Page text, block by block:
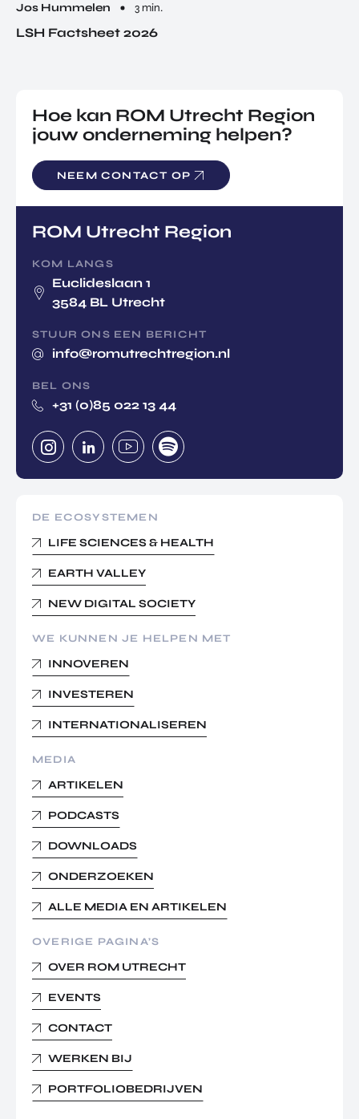
Jos Hummelen 3 min.
LSH Factsheet 2026
Hoe kan ROM Utrecht Region
jouw onderneming helpen?
NEEM CONTACT OP
ROM Utrecht Region
KOM LANGS
Euclideslaan 1
3584 BL Utrecht
STUUR ONS EEN BERICHT
info@romutrechtregion.nl
BEL ONS
+31 (0)85 022 13 44
DE ECOSYSTEMEN
LIFE SCIENCES & HEALTH
EARTH VALLEY
NEW DIGITAL SOCIETY
WE KUNNEN JE HELPEN MET
INNOVEREN
INVESTEREN
INTERNATIONALISEREN
MEDIA
ARTIKELEN
PODCASTS
DOWNLOADS
ONDERZOEKEN
ALLE MEDIA EN ARTIKELEN
OVERIGE PAGINA’S
OVER ROM UTRECHT
EVENTS
CONTACT
WERKEN BIJ
PORTFOLIOBEDRIJVEN